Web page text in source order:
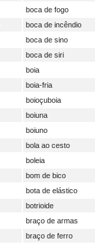
boca de fogo
boca de incêndio
boca de sino
boca de siri
boia
boia-fria
boioçuboia
boiuna
boiuno
bola ao cesto
boleia
bom de bico
bota de elástico
botrioide
braço de armas
braço de ferro